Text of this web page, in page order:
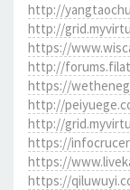
http://
http://
https://
http://
https://
http://
http://
https://
https://
https://